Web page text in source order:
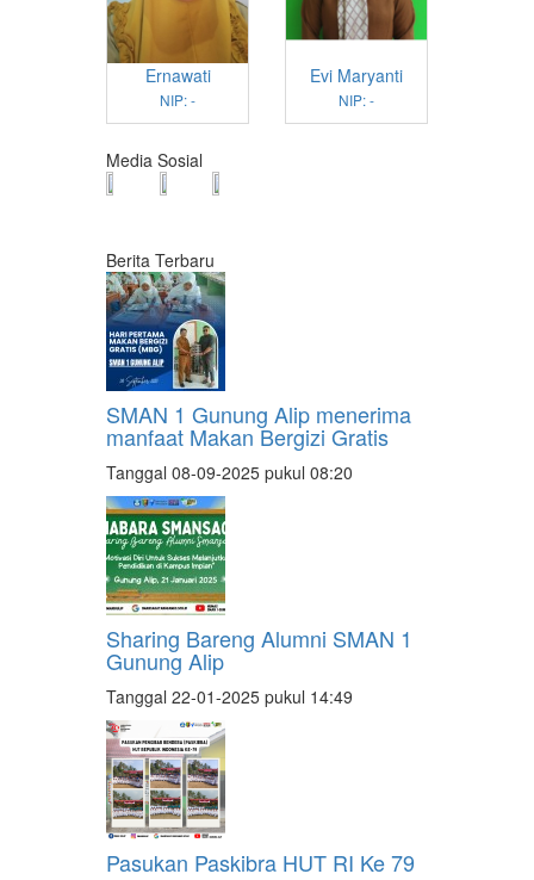
Ernawati
NIP: -
Evi Maryanti
NIP: -
Media Sosial
Berita Terbaru
SMAN 1 Gunung Alip menerima
manfaat Makan Bergizi Gratis
Tanggal 08-09-2025 pukul 08:20
Sharing Bareng Alumni SMAN 1
Gunung Alip
Tanggal 22-01-2025 pukul 14:49
Pasukan Paskibra HUT RI Ke 79